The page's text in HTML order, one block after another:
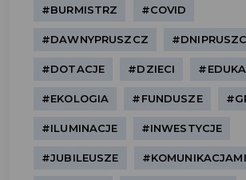
#BURMISTRZ #COVID
#DAWNYPRUSZCZ
#DOTACJE #DZIECI
#EKOLOGIA #FUNDUSZE
#ILUMINACJE #INWESTYCJE
#JUBILEUSZE